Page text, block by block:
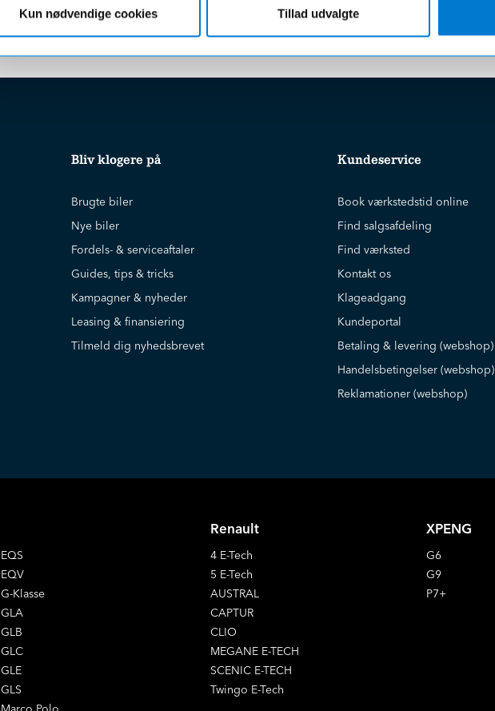
Kun nødvendige cookies Tillad udvalgte
afdelinger uanset beløbet på din ordre
Bliv klogere på
Brugte biler
Nye biler
Fordels- & serviceaftaler
Guides, tips & tricks
Kampagner & nyheder
Leasing & finansiering
Tilmeld dig nyhedsbrevet
Kundeservice
Book værkstedstid online
Find salgsafdeling
Find værksted
Kontakt os
Klageadgang
Kundeportal
Betaling & levering (webshop)
Handelsbetingelser (webshop)
Reklamationer (webshop)
EQS
EQV
G-Klasse
GLA
GLB
GLC
GLE
GLS
Renault
4 E-Tech
5 E-Tech
AUSTRAL
CAPTUR
CLIO
MEGANE E-TECH
SCENIC E-TECH
Twingo E-Tech
XPENG
G6
G9
P7+